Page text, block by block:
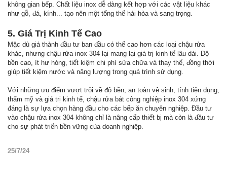
không gian bếp. Chất liệu inox dễ dàng kết hợp với các vật liệu khác
như gỗ, đá, kính... tạo nên một tổng thể hài hòa và sang trọng.
5. Giá Trị Kinh Tế Cao
Mặc dù giá thành đầu tư ban đầu có thể cao hơn các loại chậu rửa
khác, nhưng chậu rửa inox 304 lại mang lại giá trị kinh tế lâu dài. Độ
bền cao, ít hư hỏng, tiết kiệm chi phí sửa chữa và thay thế, đồng thời
giúp tiết kiệm nước và năng lượng trong quá trình sử dụng.
Với những ưu điểm vượt trội về độ bền, an toàn vệ sinh, tính tiện dụng,
thẩm mỹ và giá trị kinh tế, chậu rửa bát công nghiệp inox 304 xứng
đáng là sự lựa chọn hàng đầu cho các bếp ăn chuyên nghiệp. Đầu tư
vào chậu rửa inox 304 không chỉ là nâng cấp thiết bị mà còn là đầu tư
cho sự phát triển bền vững của doanh nghiệp.
25/7/24